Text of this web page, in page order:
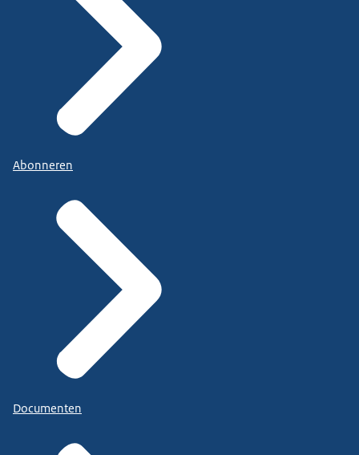
Abonneren
Documenten